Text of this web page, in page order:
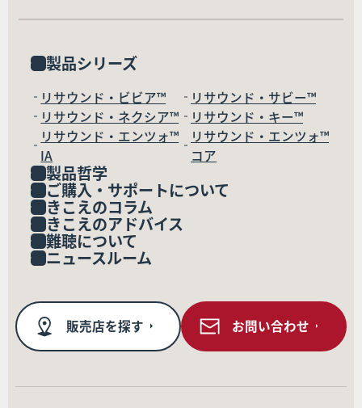
製品シリーズ
リサウンド・ビビア™
リサウンド・サビー™
リサウンド・ネクシア™
リサウンド・キー™
リサウンド・エンツォ™
IA
リサウンド・エンツォ™
コア
製品哲学
ご購入・サポートについて
きこえのコラム
きこえのアドバイス
難聴について
ニュースルーム
販売店を探す お問い合わせ